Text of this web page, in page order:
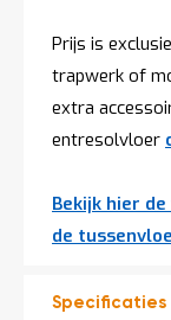
Prijs is
trapwerk of
extra
entresolvloer
Bekijk hier
de
Specificaties